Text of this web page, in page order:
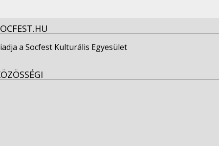
a Socfest Kulturális Egyesület